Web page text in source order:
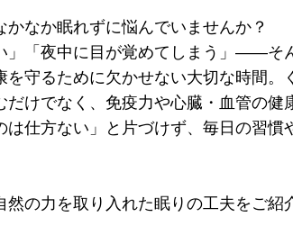
なか眠れずに悩んでいませんか？
」「夜中に目が覚めてしまう」――そ
守るために欠かせない大切な時間
けでなく、免疫力や心臓・血管の健
は仕方ない」と片づけず、毎日の習
の力を取り入れた眠りの工夫をご紹